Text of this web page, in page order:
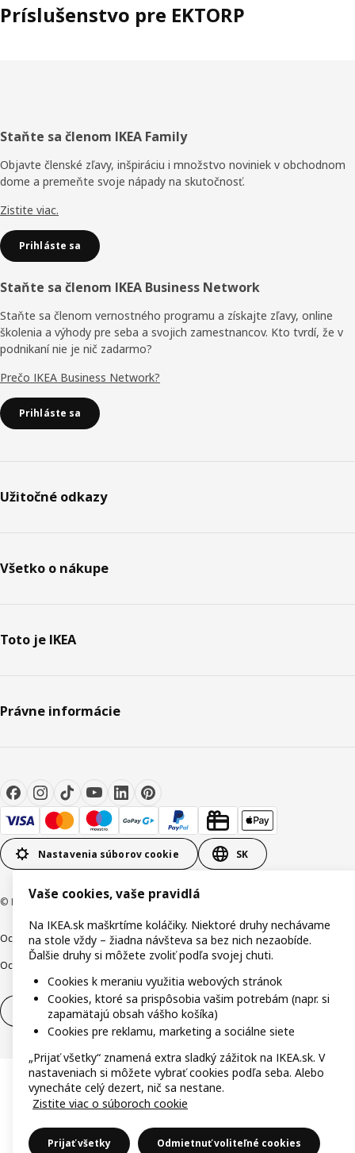
Príslušenstvo pre EKTORP
Päta
stránky
Staňte sa členom IKEA Family
Objavte členské zľavy, inšpiráciu i množstvo noviniek v obchodnom
dome a premeňte svoje nápady na skutočnosť.
Zistite viac.
Prihláste sa
Staňte sa členom IKEA Business Network
Staňte sa členom vernostného programu a získajte zľavy, online
školenia a výhody pre seba a svojich zamestnancov. Kto tvrdí, že v
podnikaní nie je nič zadarmo?
Prečo IKEA Business Network?
Prihláste sa
Užitočné odkazy
Všetko o nákupe
Toto je IKEA
Právne informácie
Nastavenia súborov cookie SK
© Inter IKEA Systems B.V. 1999-2026
Ochrana osobných údajovCookiesZodpovedné odhalenie
Ochrana Oznamovateľov
Digitálna prístupnosť
Odstúpenie od zmluvy Odstúpenie od zmluvy (služby)
Vaše cookies, vaše pravidlá
Na IKEA.sk maškrtíme koláčiky. Niektoré druhy nechávame
na stole vždy – žiadna návšteva sa bez nich nezaobíde.
Ďalšie druhy si môžete zvoliť podľa svojej chuti.
Cookies k meraniu využitia webových stránok
Cookies, ktoré sa prispôsobia vašim potrebám (napr. si
zapamätajú obsah vášho košíka)
Cookies pre reklamu, marketing a sociálne siete
„Prijať všetky“ znamená extra sladký zážitok na IKEA.sk. V
nastaveniach si môžete vybrať cookies podľa seba. Alebo
vynecháte celý dezert, nič sa nestane.
Zistite viac o súboroch cookie
Prijať všetky Odmietnuť voliteľné cookies